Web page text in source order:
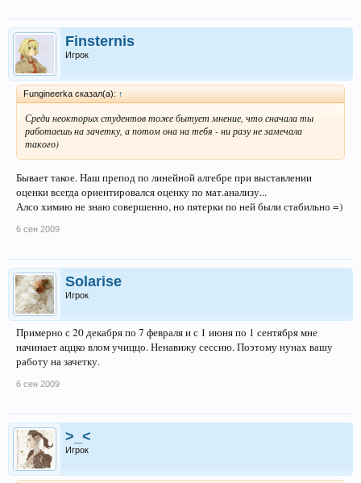
Finsternis
Игрок
Fungineerka сказал(а): ↑
Среди неокторых студентов тоже бытует мнение, что сначала ты
работаешь на зачетку, а потом она на тебя - ни разу не замечала
такого)
Бывает такое. Наш препод по линейной алгебре при выставлении
оценки всегда ориентировался оценку по мат.анализу...
Алсо химию не знаю совершенно, но пятерки по ней были стабильно =)
6 сен 2009
Solarise
Игрок
Примерно с 20 декабря по 7 февраля и с 1 июня по 1 сентября мне
начинает аццко влом учиццо. Ненавижу сессию. Поэтому нунах вашу
работу на зачетку.
6 сен 2009
>_<
Игрок